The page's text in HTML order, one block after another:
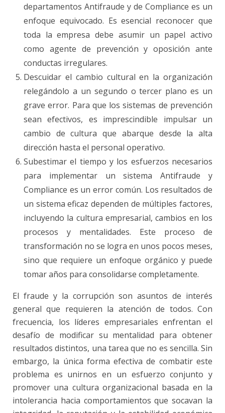
departamentos Antifraude y de Compliance es un
enfoque equivocado. Es esencial reconocer que
toda la empresa debe asumir un papel activo
como agente de prevención y oposición ante
conductas irregulares.
Descuidar el cambio cultural en la organización
relegándolo a un segundo o tercer plano es un
grave error. Para que los sistemas de prevención
sean efectivos, es imprescindible impulsar un
cambio de cultura que abarque desde la alta
dirección hasta el personal operativo.
Subestimar el tiempo y los esfuerzos necesarios
para implementar un sistema Antifraude y
Compliance es un error común. Los resultados de
un sistema eficaz dependen de múltiples factores,
incluyendo la cultura empresarial, cambios en los
procesos y mentalidades. Este proceso de
transformación no se logra en unos pocos meses,
sino que requiere un enfoque orgánico y puede
tomar años para consolidarse completamente.
El fraude y la corrupción son asuntos de interés
general que requieren la atención de todos. Con
frecuencia, los líderes empresariales enfrentan el
desafío de modificar su mentalidad para obtener
resultados distintos, una tarea que no es sencilla. Sin
embargo, la única forma efectiva de combatir este
problema es unirnos en un esfuerzo conjunto y
promover una cultura organizacional basada en la
intolerancia hacia comportamientos que socavan la